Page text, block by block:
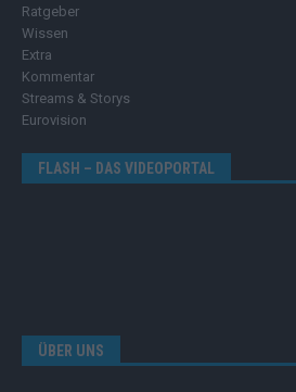
Ratgeber
Wissen
Extra
Kommentar
Streams & Storys
Eurovision
FLASH – DAS VIDEOPORTAL
ÜBER UNS